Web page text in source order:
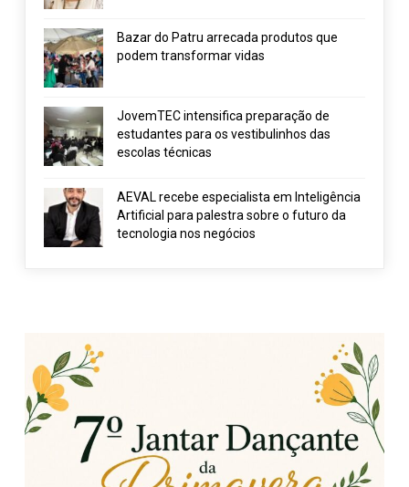
Bazar do Patru arrecada produtos que
podem transformar vidas
JovemTEC intensifica preparação de
estudantes para os vestibulinhos das
escolas técnicas
AEVAL recebe especialista em Inteligência
Artificial para palestra sobre o futuro da
tecnologia nos negócios